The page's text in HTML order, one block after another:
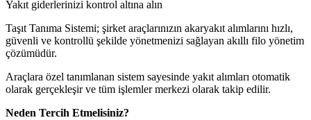
Yakıt giderlerinizi kontrol altına alın
Taşıt Tanıma Sistemi; şirket araçlarınızın akaryakıt alımlarını hızlı,
güvenli ve kontrollü şekilde yönetmenizi sağlayan akıllı filo yönetim
çözümüdür.
Araçlara özel tanımlanan sistem sayesinde yakıt alımları otomatik
olarak gerçekleşir ve tüm işlemler merkezi olarak takip edilir.
Neden Tercih Etmelisiniz?